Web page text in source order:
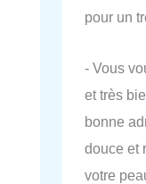
pour un
- Vous
et très
bonne
douce et
votre